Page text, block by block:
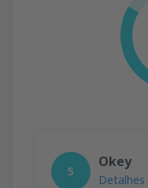
5
Okey
Detalhes